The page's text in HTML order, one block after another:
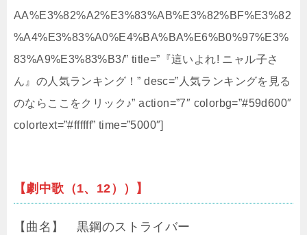
AA%E3%82%A2%E3%83%AB%E3%82%BF%E3%82
%A4%E3%83%A0%E4%BA%BA%E6%B0%97%E3%
83%A9%E3%83%B3/” title=”『這いよれ! ニャル子さ
ん』の人気ランキング！” desc=”人気ランキングを見る
のならここをクリック♪” action=”7″ colorbg=”#59d600″
colortext=”#ffffff” time=”5000″]
【劇中歌（1、12））】
【曲名】 黒鋼のストライバー